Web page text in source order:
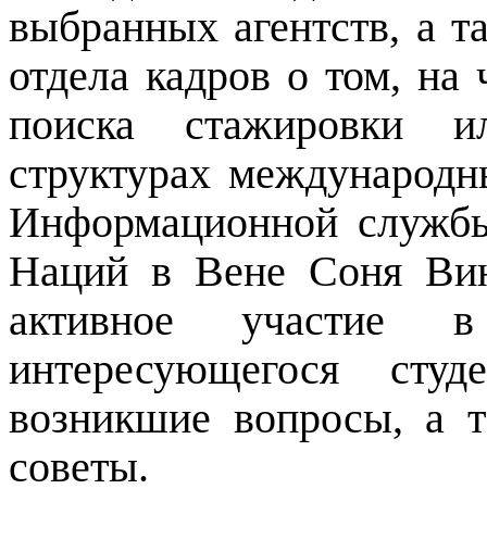
выбранных агентств, а
отдела кадров о том, на
поиска стажировки
структурах
Информационной
Наций в Вене Соня
активное участие
интересующегося
возникшие вопросы, а
советы.